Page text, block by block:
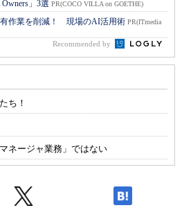
」3選 PR(COCO VILLA on GOETHE)
有作業を削減！ 現場のAI活用術 PR(ITmedia
Recommended by
ち！
ネージャ業務」ではない